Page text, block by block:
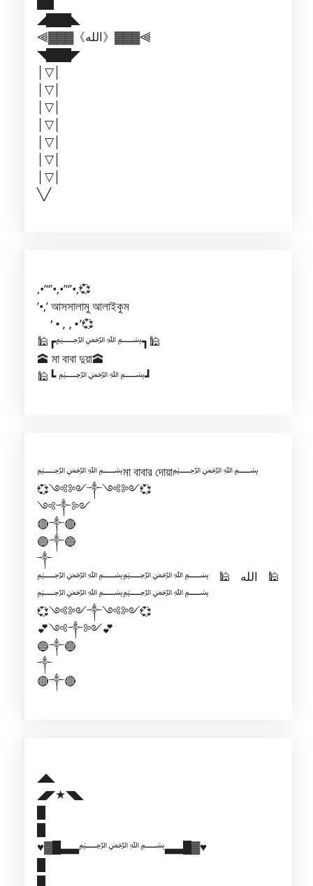
◢███◣
⫷▓▓▓《الله》▓▓▓⫷
◥███◤
│▽│
│▽│
│▽│
│▽│
│▽│
│▽│
│▽│
╲╱
,•’“’•,•’“’•,💞
’•,’ আসসালামু আলাইকুম
’•,,•’💞
🕌┏﷽┓🕌
🕋 মা বাবা দুয়া🕋
🕌┗ ﷽┛
﷽মা বাবার দোয়া﷽
💞༺༻༒༺༻💞
༺༒༻
🔴༒🔴
🔵༒🔵
༒
﷽﷽🕌الله🕌
﷽﷽
💞༺༻༒༺༻💞
💕༺༒༻💕
🔵༒🔵
༒
🔴༒🔴
◢◣
◢◤★◥◣
♥▓█▃▃﷽▃▃█▓♥